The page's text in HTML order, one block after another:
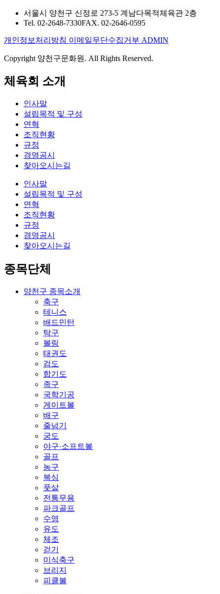
서울시 양천구 신정로 273-5 계남다목적체육관 2층
Tel. 02-2648-7330FAX. 02-2646-0595
개인정보처리방침 이메일무단수집거부 ADMIN
Copyright 양천구문화원. All Rights Reserved.
체육회 소개
인사말
설립목적 및 구성
연혁
조직현황
규정
경영공시
찾아오시는길
인사말
설립목적 및 구성
연혁
조직현황
규정
경영공시
찾아오시는길
종목단체
양천구 종목소개
축구
테니스
배드민턴
탁구
볼링
태권도
검도
합기도
족구
국학기공
게이트볼
배구
줄넘기
궁도
야구·소프트볼
골프
농구
복싱
풋살
전통무용
파크골프
수영
유도
체조
걷기
미식축구
브리지
피클볼